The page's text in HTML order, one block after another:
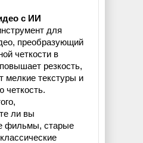
с ИИ
для
преобразующий
четкости в
резкость,
мелкие текстуры и
ли вы
фильмы, старые